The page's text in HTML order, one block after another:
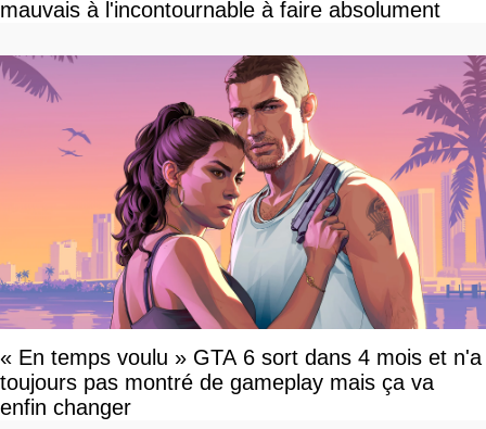
mauvais à l'incontournable à faire absolument
« En temps voulu » GTA 6 sort dans 4 mois et n'a
toujours pas montré de gameplay mais ça va
enfin changer